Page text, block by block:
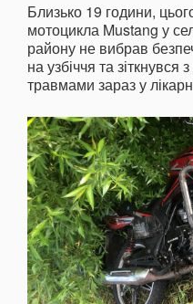
Близько 19 години,
мотоцикла Mustang у
району не вибрав
на узбіччя та
травмами зараз у